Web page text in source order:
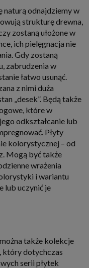
odnajdziemy w
strukturę drewna,
zostaną ułożone w
ich pielęgnacja nie
Gdy zostaną
zabrudzenia w
łatwo usunąć.
z nimi duża
„desek”. Będą także
które w
odkształcanie lub
Płyty
kolorystycznej – od
Mogą być także
wrażenia
i wariantu
lub uczynić je
także kolekcje
który dotychczas
serii płytek